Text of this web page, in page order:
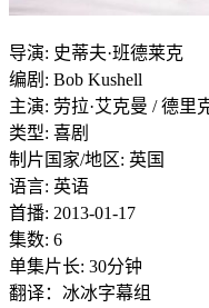
导演: 史蒂夫·班德莱克
编剧 : Bob Kushell
主演: 劳拉·艾克曼 / 德里
类型: 喜剧
制片国家/地区: 英国
语言: 英语
首播: 2013-01-17
集数: 6
单集片长: 30分钟
翻译：冰冰字幕组